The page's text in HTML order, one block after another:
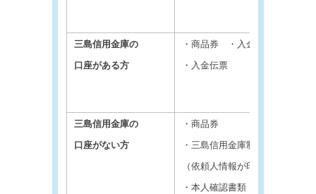
三島信用金庫の
口座がある方
・商品券 ・入金する口座の通
・入金伝票
三島信用金庫の
口座がない方
・商品券
・三島信用金庫制定の振込依頼
（依頼人情報が印字済みのもの
・本人確認書類